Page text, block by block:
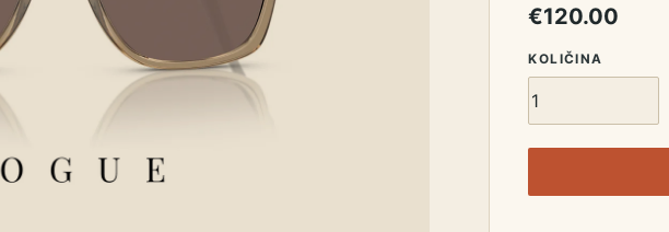
€120.00
KOLIČINA